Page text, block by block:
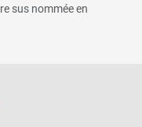
sus nommée en